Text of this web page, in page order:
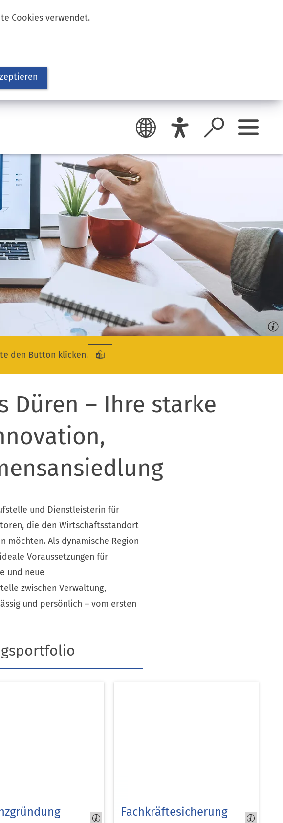
Cookies verwendet.
den Button klicken.
Düren – Ihre starke
und Dienstleisterin für
die den Wirtschaftsstandort
möchten. Als dynamische Region
Voraussetzungen für
und neue
zwischen Verwaltung,
und persönlich – vom ersten
Fachkräftesicherung